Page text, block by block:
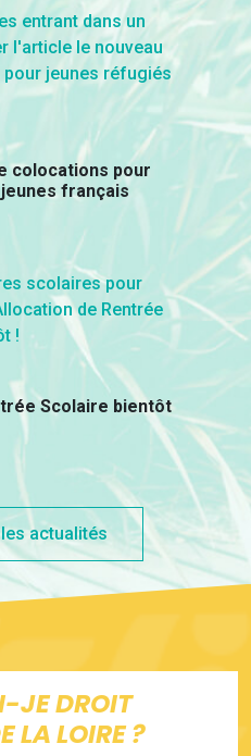
colocations pour
français
Scolaire bientôt
actualités
JE DROIT
LA LOIRE ?